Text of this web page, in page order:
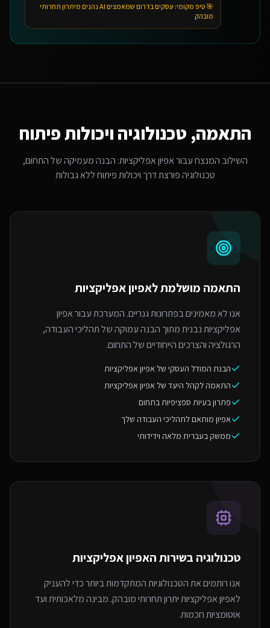
🎯 טיפ מקומי:
עסקים בדרום שמאמצים AI נהנים מיתרון תחרותי
מובהק
התאמה, טכנולוגיה ויכולות פיתוח
השילוב המנצח עבוראפיון אפליקציות: הבנה מעמיקה של התחום,
טכנולוגיה פורצת דרך ויכולות פיתוח ללא גבולות
התאמה מושלמת לאפיון אפליקציות
אנו לא מאמינים בפתרונות גנריים. המערכת עבור אפיון
אפליקציות נבנית מתוך הבנה עמוקה של תהליכי העבודה,
הרגולציה והצרכים הייחודיים של התחום.
הבנת המודל העסקי של אפיון אפליקציות
התאמה לקהל היעד של אפיון אפליקציות
פתרון בעיות ספציפיות בתחום
אפיון מותאם לתהליכי העבודה שלך
ממשק בעברית מלאה וידידותי
טכנולוגיה בשירות האפיון אפליקציות
אנו רותמים את הטכנולוגיות המתקדמות ביותר כדי להעניק
לאפיון אפליקציות יתרון תחרותי מובהק. מבינה מלאכותית ועד
אוטומציות חכמות.